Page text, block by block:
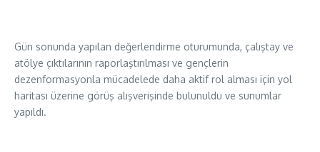
Gün sonunda yapılan değerlendirme oturumunda, çalıştay ve
atölye çıktılarının raporlaştırılması ve gençlerin
dezenformasyonla mücadelede daha aktif rol alması için yol
haritası üzerine görüş alışverişinde bulunuldu ve sunumlar
yapıldı.